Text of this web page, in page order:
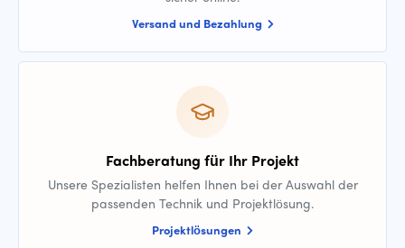
Versand und Bezahlung
Fachberatung für Ihr Projekt
Unsere Spezialisten helfen Ihnen bei der Auswahl der
passenden Technik und Projektlösung.
Projektlösungen